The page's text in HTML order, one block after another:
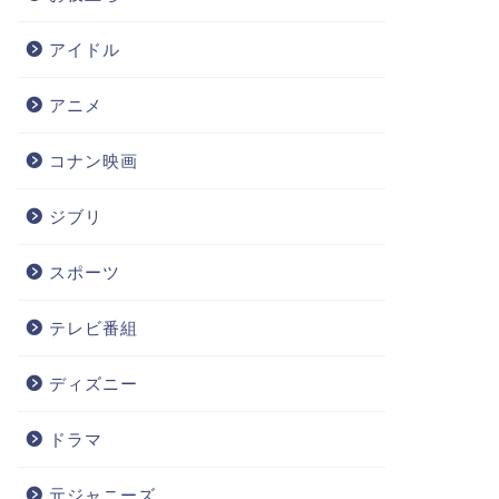
アイドル
アニメ
コナン映画
ジブリ
スポーツ
テレビ番組
ディズニー
ドラマ
元ジャニーズ